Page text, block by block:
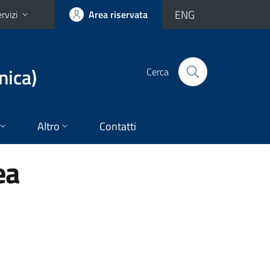
Area riservata ENG
Cerca
Altro Contatti